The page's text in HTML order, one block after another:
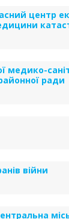
центр
медико-
ради
війни